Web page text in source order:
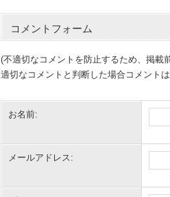
コメントフォーム
(不適切なコメントを防止するため、掲載
適切なコメントと判断した場合コメント
お名前:
メールアドレス: